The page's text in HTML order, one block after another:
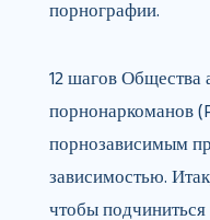
порнографии.
12 шагов Общества
порнонаркоманов
порнозависимым
зависимостью.
чтобы